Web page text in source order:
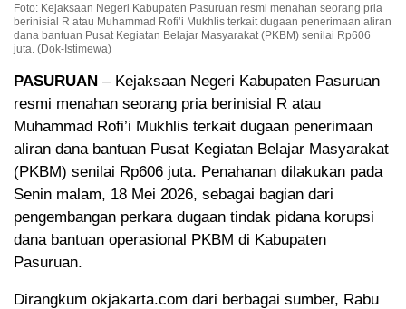
Foto: Kejaksaan Negeri Kabupaten Pasuruan resmi menahan seorang pria
berinisial R atau Muhammad Rofi’i Mukhlis terkait dugaan penerimaan aliran
dana bantuan Pusat Kegiatan Belajar Masyarakat (PKBM) senilai Rp606
juta. (Dok-Istimewa)
PASURUAN – Kejaksaan Negeri Kabupaten Pasuruan
resmi menahan seorang pria berinisial R atau
Muhammad Rofi’i Mukhlis terkait dugaan penerimaan
aliran dana bantuan Pusat Kegiatan Belajar Masyarakat
(PKBM) senilai Rp606 juta. Penahanan dilakukan pada
Senin malam, 18 Mei 2026, sebagai bagian dari
pengembangan perkara dugaan tindak pidana korupsi
dana bantuan operasional PKBM di Kabupaten
Pasuruan.
Dirangkum okjakarta.com dari berbagai sumber, Rabu